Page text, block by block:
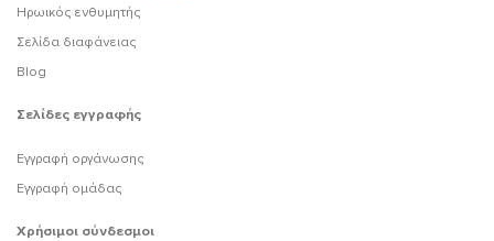
Ηρωικός ενθυμητής
Σελίδα διαφάνειας
Blog
Σελίδες εγγραφής
Εγγραφή οργάνωσης
Εγγραφή ομάδας
Χρήσιμοι σύνδεσμοι